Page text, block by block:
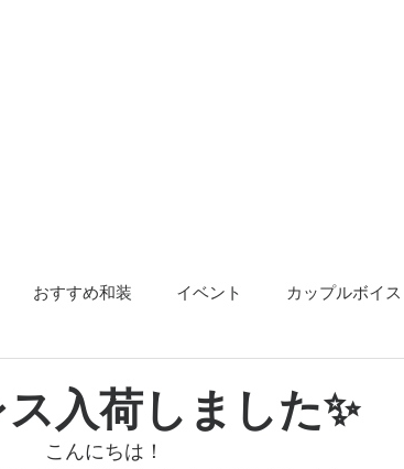
おすすめ和装 イベント カップルボイス
入荷しました✨
こんにちは！